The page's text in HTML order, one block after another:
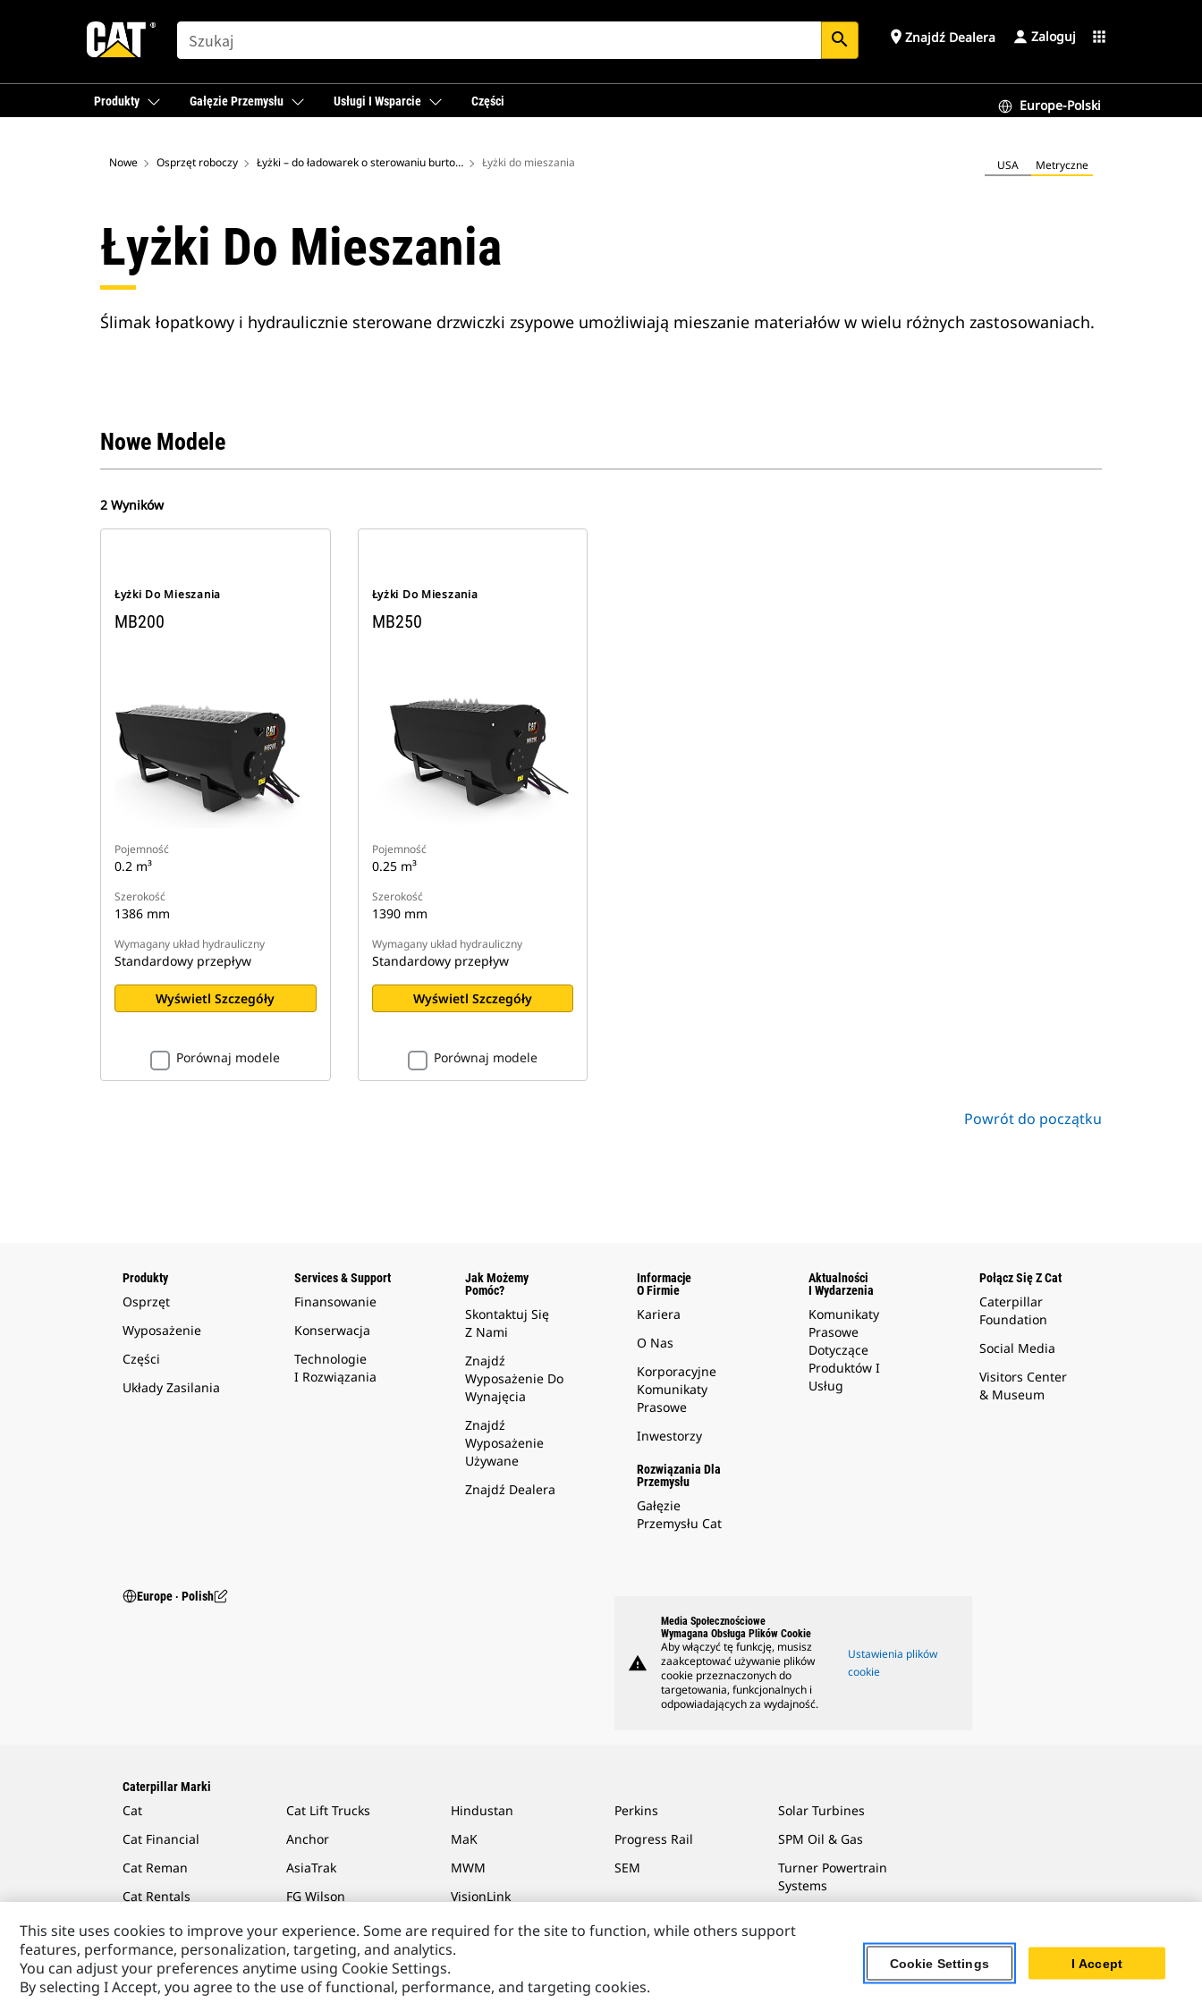
SEARCH search place Znajdź Dealera Zaloguj apps
Produkty Gałęzie Przemysłu Usługi I Wsparcie Części Europe-Polski
Nowe Osprzęt roboczy Łyżki – do ładowarek o sterowaniu burtowym Łyżki do mieszania USA Metryczne
Łyżki Do Mieszania
Ślimak łopatkowy i hydraulicznie sterowane drzwiczki zsypowe umożliwiają mieszanie materiałów w wielu różnych zastosowaniach.
Nowe Modele
2 Wyników
Łyżki Do Mieszania
MB200
Pojemność
0.2 m³
Szerokość
1386 mm
Wymagany układ hydrauliczny
Standardowy przepływ
Wyświetl Szczegóły
Porównaj modele
Łyżki Do Mieszania
MB250
Pojemność
0.25 m³
Szerokość
1390 mm
Wymagany układ hydrauliczny
Standardowy przepływ
Wyświetl Szczegóły
Porównaj modele
Powrót do początku
Produkty
Osprzęt
Wyposażenie
Części
Układy Zasilania
Services & Support
Finansowanie
Konserwacja
Technologie
I Rozwiązania
Jak Możemy
Pomóc?
Skontaktuj Się
Z Nami
Znajdź
Wyposażenie Do
Wynajęcia
Znajdź
Wyposażenie
Używane
Znajdź Dealera
Informacje
O Firmie
Kariera
O Nas
Korporacyjne
Komunikaty
Prasowe
Inwestorzy
Rozwiązania Dla
Przemysłu
Gałęzie
Przemysłu Cat
Aktualności
I Wydarzenia
Komunikaty
Prasowe
Dotyczące
Produktów I
Usług
Połącz Się Z Cat
Caterpillar
Foundation
Social Media
Visitors Center
& Museum
Europe ‧ Polish
warning
Media Społecznościowe
Wymagana Obsługa Plików Cookie
Aby włączyć tę funkcję, musisz
zaakceptować używanie plików
cookie przeznaczonych do
targetowania, funkcjonalnych i
odpowiadających za wydajność.
Ustawienia plików
cookie
Caterpillar Marki
Cat
Cat Financial
Cat Reman
Cat Rentals
Cat Lift Trucks
Anchor
AsiaTrak
FG Wilson
Hindustan
MaK
MWM
VisionLink
Perkins
Progress Rail
SEM
Solar Turbines
SPM Oil & Gas
Turner Powertrain
Systems
Caterpillar.com Caterpillar Kontakt Caterpillar Kontakt Moje Preferencje Marketingowe Site Map
This site uses cookies to improve your experience. Some are required for the site to function, while others support
features, performance, personalization, targeting, and analytics.
You can adjust your preferences anytime using Cookie Settings.
By selecting I Accept, you agree to the use of functional, performance, and targeting cookies.
Cookie Settings I Accept